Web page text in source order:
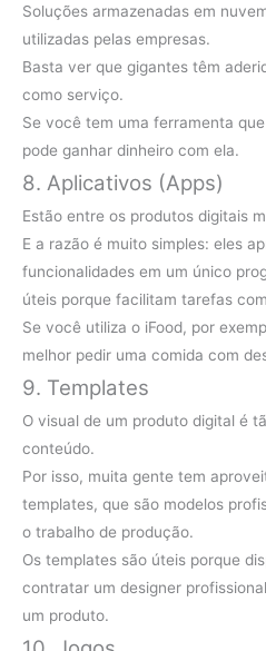
Soluções armazenadas em
utilizadas pelas empresas.
Basta ver que gigantes têm
como serviço.
Se você tem uma ferramenta
pode ganhar dinheiro com ela.
8. Aplicativos (Apps)
Estão entre os produtos digitais
E a razão é muito simples: eles
funcionalidades em um único
úteis porque facilitam tarefas
Se você utiliza o iFood, por
melhor pedir uma comida com
9. Templates
O visual de um produto digital é
conteúdo.
Por isso, muita gente tem
templates, que são modelos
o trabalho de produção.
Os templates são úteis porque
contratar um designer
um produto.